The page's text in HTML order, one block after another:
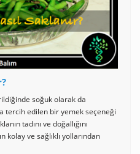
soğuk olarak da
tercih edilen bir yemek seçeneği
tadını ve doğallığını
kolay ve sağlıklı yollarından